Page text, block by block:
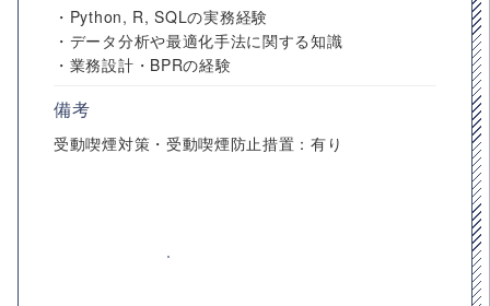
・Python, R, SQLの実務経験
・データ分析や最適化手法に関する知識
・業務設計・BPRの経験
備考
受動喫煙対策・受動喫煙防止措置：有り